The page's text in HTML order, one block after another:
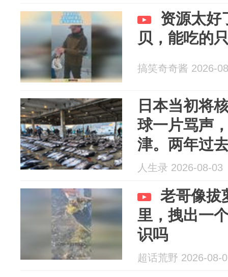
资源太好
贝，能吃的
搞笑奇奇酱 2026-
日本当初将
球一片骂声
津。两年过
但没崩，反
人生录 2026-08-03
老哥像拔
里，拽出一
识吗
超话荒野 2026-08-